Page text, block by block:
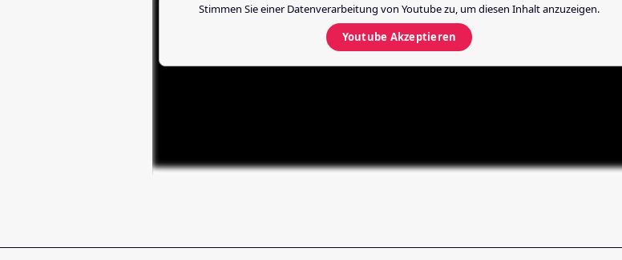
Stimmen Sie einer Datenverarbeitung von Youtubezu, um diesen Inhalt anzuzeigen.
Youtube Akzeptieren